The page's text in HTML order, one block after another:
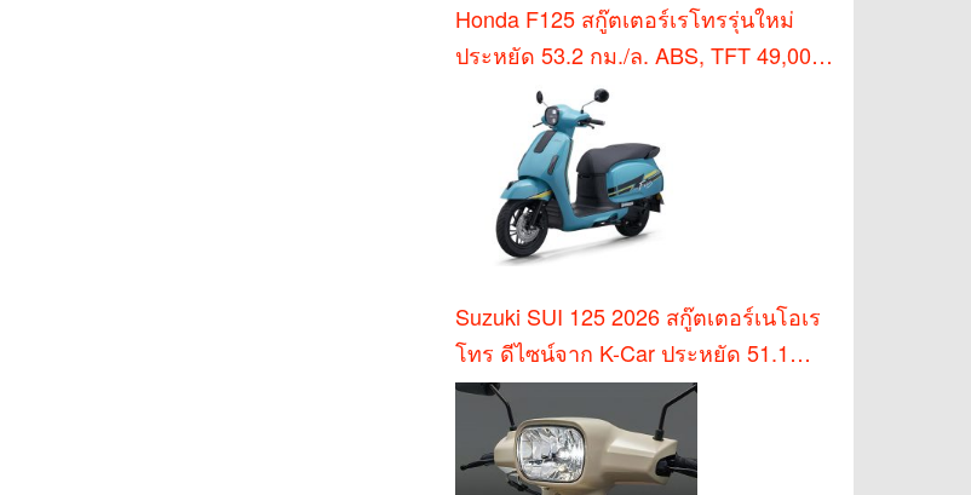
Honda F125 สกู๊ตเตอร์เรโทรรุ่นใหม่
ประหยัด 53.2 กม./ล. ABS, TFT 49,000
Suzuki SUI 125 2026 สกู๊ตเตอร์เนโอเร
โทร ดีไซน์จาก K-Car ประหยัด 51.1
กม./ล.